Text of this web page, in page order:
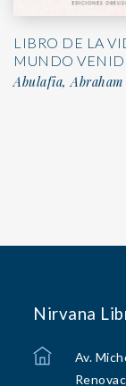
LIBRO DE LA
MUNDO
Abulafia, Abraham
Nirvana
Av.